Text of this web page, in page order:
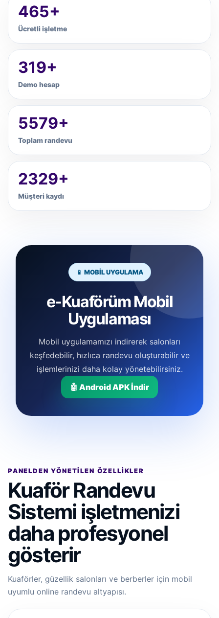
465+
Ücretli işletme
319+
Demo hesap
5579+
Toplam randevu
2329+
Müşteri kaydı
📱 MOBİL UYGULAMA
e-Kuaförüm Mobil
Uygulaması
Mobil uygulamamızı indirerek salonları
keşfedebilir, hızlıca randevu oluşturabilir ve
işlemlerinizi daha kolay yönetebilirsiniz.
🤖 Android APK İndir
PANELDEN YÖNETILEN ÖZELLIKLER
Kuaför Randevu
Sistemi işletmenizi
daha profesyonel
gösterir
Kuaförler, güzellik salonları ve berberler için mobil
uyumlu online randevu altyapısı.